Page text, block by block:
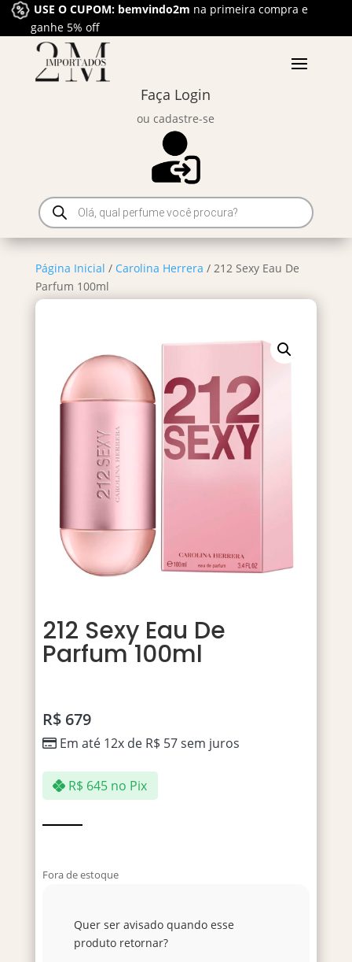
USE O CUPOM: bemvindo2m na primeira compra e
ganhe 5% off
Faça Login
ou cadastre-se
Pesquisar
produtos
Página Inicial / Carolina Herrera / 212 Sexy Eau De
Parfum 100ml
212 Sexy Eau De
Parfum 100ml
R$679
Em até 12x de R$ 57sem juros
R$ 645 no Pix
Fora de estoque
Quer ser avisado quando esse
produto retornar?